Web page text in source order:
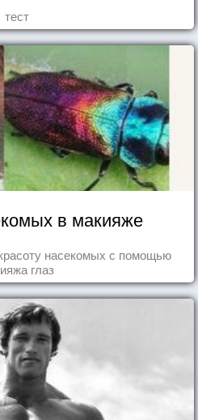
тест
в макияже
насекомых с помощью
глаз